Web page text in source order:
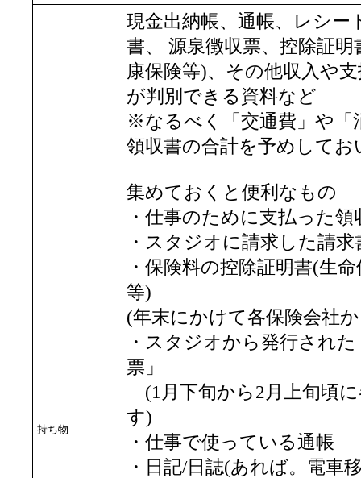
持ち物
現金出納帳、通帳、レシー
書、 源泉徴収票、控除証
康保険等)、その他収入や
が判別できる資料など
※なるべく「交通費」や「
領収書の合計を予めして
集めておくと便利なもの
・仕事のために支払った
・スタジオに請求した請求
・保険料の控除証明書(生
等)
(年末にかけて各保険会社
・スタジオから発行され
票」
(1月下旬から2月上旬頃
す)
・仕事で使っている通帳
・日記/日誌(あれば。電車